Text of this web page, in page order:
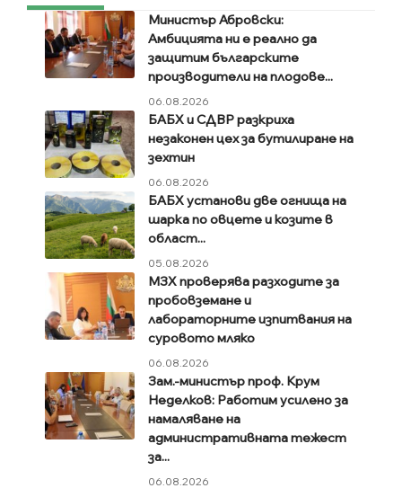
Министър Абровски:
Амбицията ни е реално да
защитим българските
производители на плодове...
06.08.2026
БАБХ и СДВР разкриха
незаконен цех за бутилиране на
зехтин
06.08.2026
БАБХ установи две огнища на
шарка по овцете и козите в
област...
05.08.2026
МЗХ проверява разходите за
пробовземане и
лабораторните изпитвания на
суровото мляко
06.08.2026
Зам.-министър проф. Крум
Неделков: Работим усилено за
намаляване на
административната тежест
за...
06.08.2026